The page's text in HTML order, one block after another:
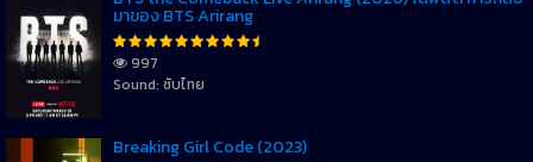
มาของ BTS Arirang
997
Sound: ซับไทย
Breaking Girl Code (2023)